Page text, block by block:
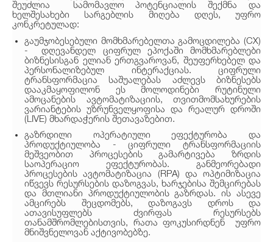
შეუძლია სამომავლო პოტენციალის შექმნა და
ხელშესახები სარგებლის მიღება დღეს, უფრო
კონკრეტულად:
გაუმჯობესებული მომხმარებელთა გამოცდილება (CX)
- დღევანდელ ციფრულ ეპოქაში მომხმარებლები
ბიზნესისგან ელიან ერთგვაროვან, შეუფერხებელ და
პერსონალიზებულ ინტერაქციას. ციფრული
ტრანსფორმაცია საშუალებას აძლევს ბიზნესებს
დააკმაყოფილონ ეს მოლოდინები რუტინული
ამოცანების ავტომატიზაციის, თვითმომსახურების
ვარიანტების უზრუნველყოფისა და რეალურ დროში
(LIVE) მხარდაჭერის შეთავაზებით.
გაზრდილი ოპერატიული ეფექტურობა და
პროდუქტიულობა - ციფრული ტრანსფორმაციის
მეშვეობით პროცესების გამარტივება ზრდის
საოპერაციო ეფექტურობას. განმეორებადი
პროცესების ავტომატიზაცია (RPA) და ოპტიმიზაცია
იწვევს რესურსების დაზოგვას, ხარჯებისა შემცირებას
და მთლიანი პროდუქტიულობის გაზრდას. ის ასევე
ამცირებს შეცდომებს, დაზოგავს დროს და
ათავისუფლებს ძვირფას რესურსებს
თანამშრომლებისთვის, რათა ფოკუსირდნენ უფრო
მნიშვნელოვან აქტივობებზე.